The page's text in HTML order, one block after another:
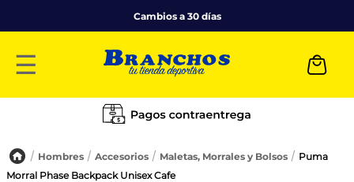
Cambios a 30 días
☰
Hombres Accesorios Maletas, Morrales y Bolsos
Puma
Morral Phase Backpack Unisex Cafe